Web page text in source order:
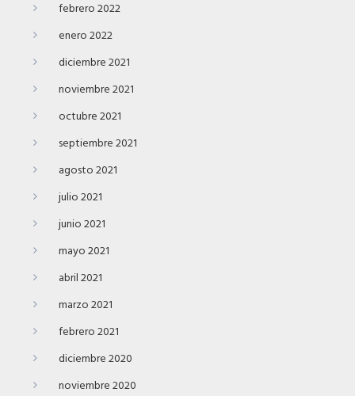
febrero 2022
enero 2022
diciembre 2021
noviembre 2021
octubre 2021
septiembre 2021
agosto 2021
julio 2021
junio 2021
mayo 2021
abril 2021
marzo 2021
febrero 2021
diciembre 2020
noviembre 2020